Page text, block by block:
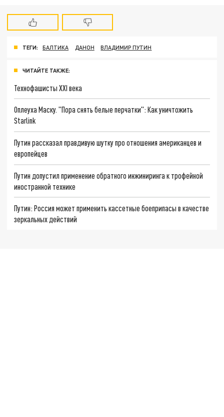
ТЕГИ: БАЛТИКА ДАНОН ВЛАДИМИР ПУТИН
ЧИТАЙТЕ ТАКЖЕ:
Технофашисты XXI века
Оплеуха Маску. "Пора снять белые перчатки": Как уничтожить
Starlink
Путин рассказал правдивую шутку про отношения американцев и
европейцев
Путин допустил применение обратного инжиниринга к трофейной
иностранной технике
Путин: Россия может применить кассетные боеприпасы в качестве
зеркальных действий